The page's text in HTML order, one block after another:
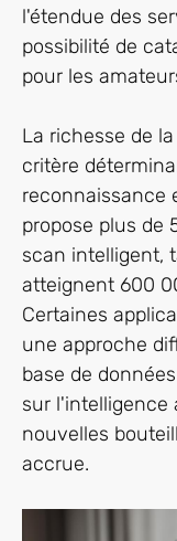
l'étendue des
possibilité de
pour les
La richesse de
critère
reconnaissance
propose plus de
scan intelligent,
atteignent 600
Certaines
une approche
base de
sur l'intelligence
nouvelles
accrue.